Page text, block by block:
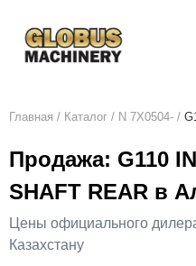
Главная / Каталог / N 7X0504- /
Продажа: G110
SHAFT REAR в
Цены официального
Казахстану